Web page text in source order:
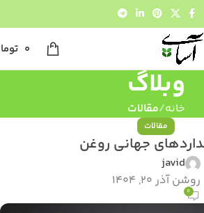
0
وبلاگ
خانه مقالات
مقالات
جهانی روغن
javid
روشن آذر 20, 1404
0